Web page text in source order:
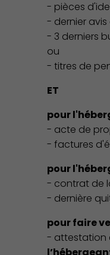
- pièces
- dernier
- 3 derniers
ou
- titres de
ET
pour
- acte de
- factures
pour
- contrat de
- dernière
pour faire
- attestation